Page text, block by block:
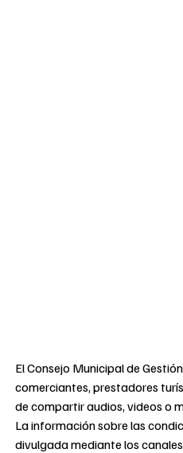
El Consejo Municipal de
comerciantes, prestadores
de compartir audios, videos o
La información sobre las
divulgada mediante los